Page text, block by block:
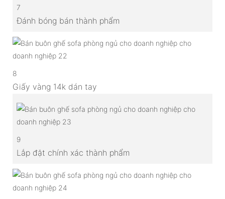
7
Đánh bóng bán thành phẩm
8
Giấy vàng 14k dán tay
9
Lắp đặt chính xác thành phẩm